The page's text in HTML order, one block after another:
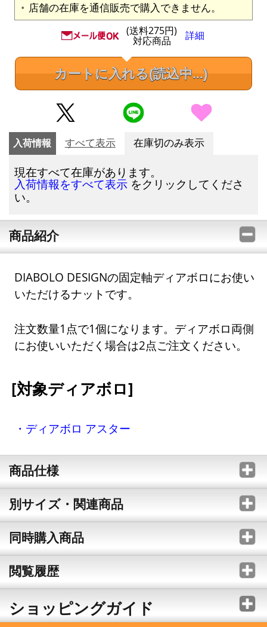
店舗の在庫を通信販売で購入できません。
(送料275円)
対応商品 詳細
カートに入れる(読込中...)
入荷情報 すべて表示 在庫切のみ表示
現在すべて在庫があります。
入荷情報をすべて表示 をクリックしてくださ
い。
商品紹介
DIABOLO DESIGNの固定軸ディアボロにお使い
いただけるナットです。
注文数量1点で1個になります。ディアボロ両側
にお使いいただく場合は2点ご注文ください。
[対象ディアボロ]
・ディアボロ アスター
商品仕様
別サイズ・関連商品
同時購入商品
閲覧履歴
ショッピングガイド